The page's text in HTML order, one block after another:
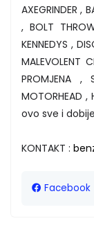
AXEGRINDER ,
, BOLT
KENNEDYS ,
MALEVOLENT
PROMJENA
MOTORHEAD ,
ovo sve i
KONTAKT :
Facebook